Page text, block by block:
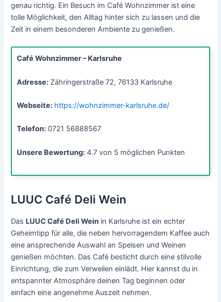
genau richtig. Ein Besuch im Café Wohnzimmer ist eine
tolle Möglichkeit, den Alltag hinter sich zu lassen und die
Zeit in einem besonderen Ambiente zu genießen.
Café Wohnzimmer – Karlsruhe
Adresse: Zähringerstraße 72, 76133 Karlsruhe
Webseite: https://wohnzimmer-karlsruhe.de/
Telefon: 0721 56888567
Unsere Bewertung: 4.7 von 5 möglichen Punkten
LUUC Café Deli Wein
Das LUUC Café Deli Wein in Karlsruhe ist ein echter
Geheimtipp für alle, die neben hervorragendem Kaffee auch
eine ansprechende Auswahl an Speisen und Weinen
genießen möchten. Das Café besticht durch eine stilvolle
Einrichtung, die zum Verweilen einlädt. Hier kannst du in
entspannter Atmosphäre deinen Tag beginnen oder
einfach eine angenehme Auszeit nehmen.